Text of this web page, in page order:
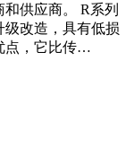
供应商。 R系列
改造，具有低损
点，它比传…